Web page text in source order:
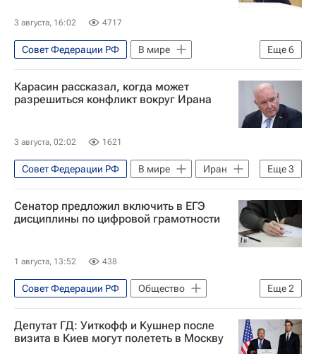
3 августа, 16:02 4717
Еще6
Совет Федерации РФ
В мире
Россия
Донбасс
Германия
Ангела Меркель
Алексей Столяров (Лексус)
Карасин рассказал, когда может
разрешиться конфликт вокруг Ирана
3 августа, 02:02 1621
Еще3
Совет Федерации РФ В мире
Иран
США
Ормузский пролив
Григорий Карасин
Сенатор предложил включить в ЕГЭ
дисциплины по цифровой грамотности
1 августа, 13:52 438
Еще2
Совет Федерации РФ
Общество
Единый государственный экзамен (ЕГЭ)
Россия
Депутат ГД: Уиткофф и Кушнер после
визита в Киев могут полететь в Москву